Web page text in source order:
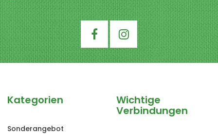
Kategorien
Sonderangebot
Wichtige
Verbindungen